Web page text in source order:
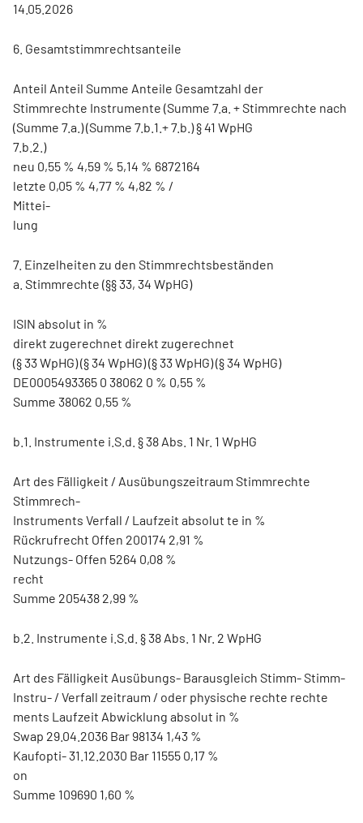
14.05.2026
6. Gesamtstimmrechtsanteile
Anteil Anteil Summe Anteile Gesamtzahl der
Stimmrechte Instrumente (Summe 7.a. + Stimmrechte nach
(Summe 7.a.) (Summe 7.b.1.+ 7.b.) § 41 WpHG
7.b.2.)
neu 0,55 % 4,59 % 5,14 % 6872164
letzte 0,05 % 4,77 % 4,82 % /
Mittei-
lung
7. Einzelheiten zu den Stimmrechtsbeständen
a. Stimmrechte (§§ 33, 34 WpHG)
ISIN absolut in %
direkt zugerechnet direkt zugerechnet
(§ 33 WpHG) (§ 34 WpHG) (§ 33 WpHG) (§ 34 WpHG)
DE0005493365 0 38062 0 % 0,55 %
Summe 38062 0,55 %
b.1. Instrumente i.S.d. § 38 Abs. 1 Nr. 1 WpHG
Art des Fälligkeit / Ausübungszeitraum Stimmrechte
Stimmrech-
Instruments Verfall / Laufzeit absolut te in %
Rückrufrecht Offen 200174 2,91 %
Nutzungs- Offen 5264 0,08 %
recht
Summe 205438 2,99 %
b.2. Instrumente i.S.d. § 38 Abs. 1 Nr. 2 WpHG
Art des Fälligkeit Ausübungs- Barausgleich Stimm- Stimm-
Instru- / Verfall zeitraum / oder physische rechte rechte
ments Laufzeit Abwicklung absolut in %
Swap 29.04.2036 Bar 98134 1,43 %
Kaufopti- 31.12.2030 Bar 11555 0,17 %
on
Summe 109690 1,60 %